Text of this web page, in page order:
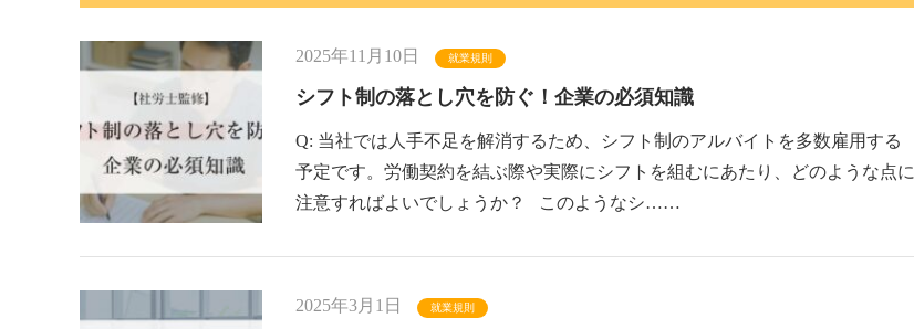
2025年11月10日 就業規則
シフト制の落とし穴を防ぐ！企業の必須知識
Q: 当社では人手不足を解消するため、シフト制のアルバイトを多数雇用する
予定です。労働契約を結ぶ際や実際にシフトを組むにあたり、どのような点に
注意すればよいでしょうか？ このようなシ……
2025年3月1日 就業規則